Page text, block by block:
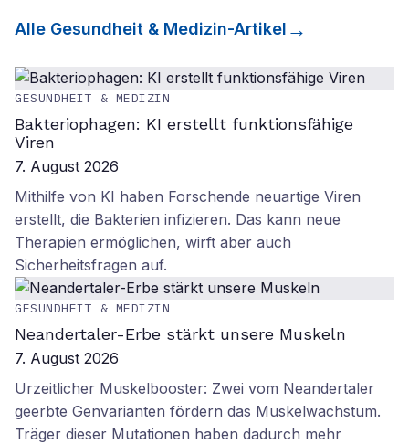
Alle Gesundheit & Medizin-Artikel
GESUNDHEIT & MEDIZIN
Bakteriophagen: KI erstellt funktionsfähige
Viren
7. August 2026
Mithilfe von KI haben Forschende neuartige Viren
erstellt, die Bakterien infizieren. Das kann neue
Therapien ermöglichen, wirft aber auch
Sicherheitsfragen auf.
GESUNDHEIT & MEDIZIN
Neandertaler-Erbe stärkt unsere Muskeln
7. August 2026
Urzeitlicher Muskelbooster: Zwei vom Neandertaler
geerbte Genvarianten fördern das Muskelwachstum.
Träger dieser Mutationen haben dadurch mehr